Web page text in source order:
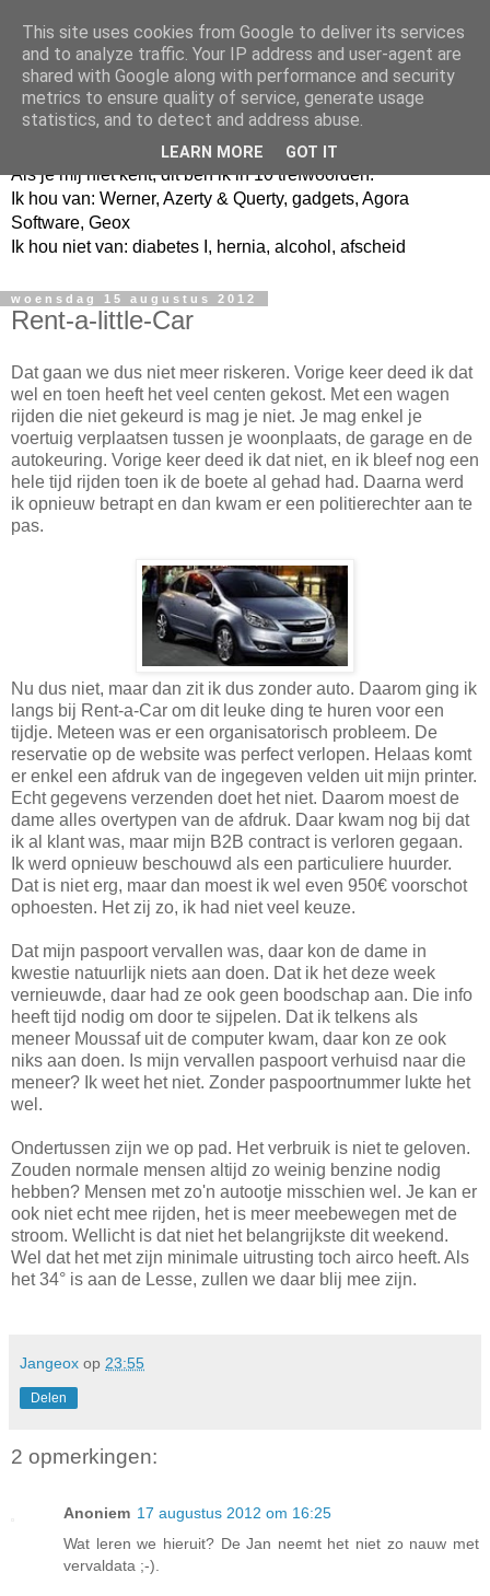
Jangeox' blog
Als je mij niet kent, dit ben ik in 10 trefwoorden.
Ik hou van: Werner, Azerty & Querty, gadgets, Agora
Software, Geox
Ik hou niet van: diabetes I, hernia, alcohol, afscheid
woensdag 15 augustus 2012
Rent-a-little-Car
Dat gaan we dus niet meer riskeren. Vorige keer deed ik dat
wel en toen heeft het veel centen gekost. Met een wagen
rijden die niet gekeurd is mag je niet. Je mag enkel je
voertuig verplaatsen tussen je woonplaats, de garage en de
autokeuring. Vorige keer deed ik dat niet, en ik bleef nog een
hele tijd rijden toen ik de boete al gehad had. Daarna werd
ik opnieuw betrapt en dan kwam er een politierechter aan te
pas.
Nu dus niet, maar dan zit ik dus zonder auto. Daarom ging ik
langs bij Rent-a-Car om dit leuke ding te huren voor een
tijdje. Meteen was er een organisatorisch probleem. De
reservatie op de website was perfect verlopen. Helaas komt
er enkel een afdruk van de ingegeven velden uit mijn printer.
Echt gegevens verzenden doet het niet. Daarom moest de
dame alles overtypen van de afdruk. Daar kwam nog bij dat
ik al klant was, maar mijn B2B contract is verloren gegaan.
Ik werd opnieuw beschouwd als een particuliere huurder.
Dat is niet erg, maar dan moest ik wel even 950€ voorschot
ophoesten. Het zij zo, ik had niet veel keuze.
Dat mijn paspoort vervallen was, daar kon de dame in
kwestie natuurlijk niets aan doen. Dat ik het deze week
vernieuwde, daar had ze ook geen boodschap aan. Die info
heeft tijd nodig om door te sijpelen. Dat ik telkens als
meneer Moussaf uit de computer kwam, daar kon ze ook
niks aan doen. Is mijn vervallen paspoort verhuisd naar die
meneer? Ik weet het niet. Zonder paspoortnummer lukte het
wel.
Ondertussen zijn we op pad. Het verbruik is niet te geloven.
Zouden normale mensen altijd zo weinig benzine nodig
hebben? Mensen met zo'n autootje misschien wel. Je kan er
ook niet echt mee rijden, het is meer meebewegen met de
stroom. Wellicht is dat niet het belangrijkste dit weekend.
Wel dat het met zijn minimale uitrusting toch airco heeft. Als
het 34° is aan de Lesse, zullen we daar blij mee zijn.
Jangeox op 23:55
Delen
2 opmerkingen:
Anoniem 17 augustus 2012 om 16:25
Wat leren we hieruit? De Jan neemt het niet zo nauw met
vervaldata ;-).
This site uses cookies from Google to deliver its services
and to analyze traffic. Your IP address and user-agent are
shared with Google along with performance and security
metrics to ensure quality of service, generate usage
statistics, and to detect and address abuse.
LEARN MORE GOT IT